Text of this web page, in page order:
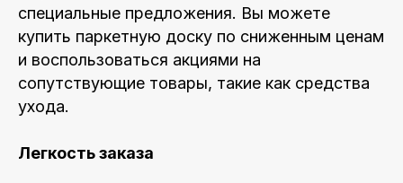
специальные предложения. Вы можете
купить паркетную доску по сниженным ценам
и воспользоваться акциями на
сопутствующие товары, такие как средства
ухода.
Легкость заказа